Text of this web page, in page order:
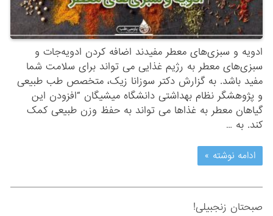
ادویه و سبزی‌های معطر مفیدند اضافه ‌کردن ادویه‌جات و
سبزی‌های معطر به رژیم غذایی می‌ تواند برای سلامت شما
مفید باشد. به گزارش دکتر سوزانا زیک، متخصص طب طبیعی
و پژوهشگر نظام بهداشتی دانشگاه میشیگان “افزودن این
گیاهان معطر به غذاها می ‌تواند به حفظ وزن طبیعی کمک
‌کند. به …
ادامه نوشته »
صبحتان زنجبیلی!